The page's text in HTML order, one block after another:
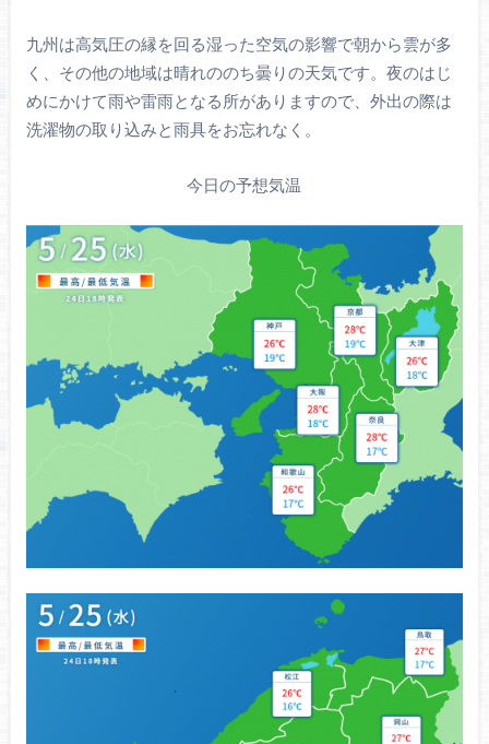
九州は高気圧の縁を回る湿った空気の影響で朝から雲が多
く、その他の地域は晴れののち曇りの天気です。夜のはじ
めにかけて雨や雷雨となる所がありますので、外出の際は
洗濯物の取り込みと雨具をお忘れなく。
今日の予想気温